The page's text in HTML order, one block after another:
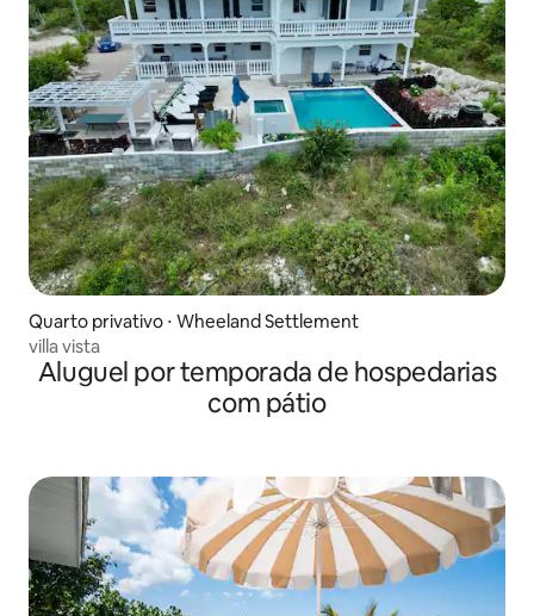
Quarto privativo ⋅ Wheeland Settlement
villa vista
Aluguel por temporada de hospedarias
com pátio